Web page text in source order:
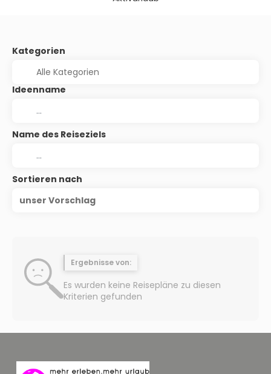
Kategorien
Ideenname
Name des Reiseziels
Sortieren nach
unser Vorschlag
Ergebnisse von:
Es wurden keine Reisepläne zu diesen
Kriterien gefunden